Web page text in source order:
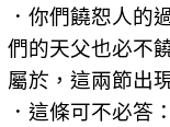
．你們饒恕人的
們的天父也必不
屬於，這兩節出
．這條可不必答